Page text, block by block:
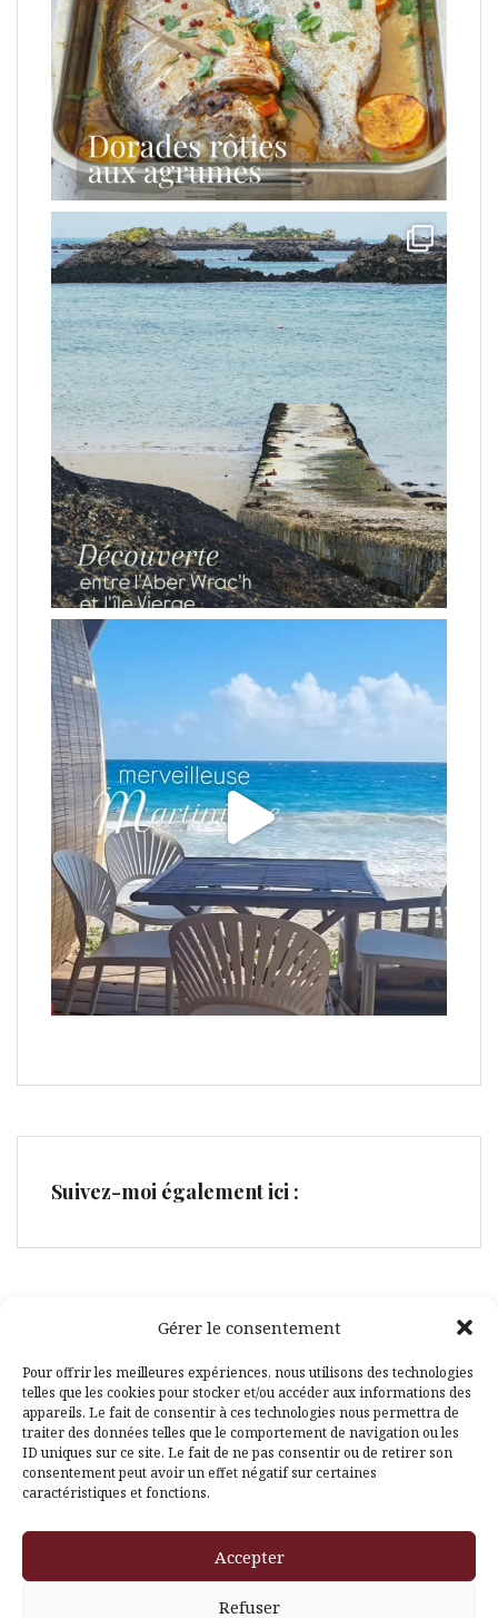
Gérer le consentement
Pour offrir les meilleures expériences, nous utilisons des technologies
telles que les cookies pour stocker et/ou accéder aux informations des
appareils. Le fait de consentir à ces technologies nous permettra de
traiter des données telles que le comportement de navigation ou les
ID uniques sur ce site. Le fait de ne pas consentir ou de retirer son
consentement peut avoir un effet négatif sur certaines
caractéristiques et fonctions.
Accepter
Refuser
Suivez-moi également ici :
Facebook
Pinterest
Themeisle